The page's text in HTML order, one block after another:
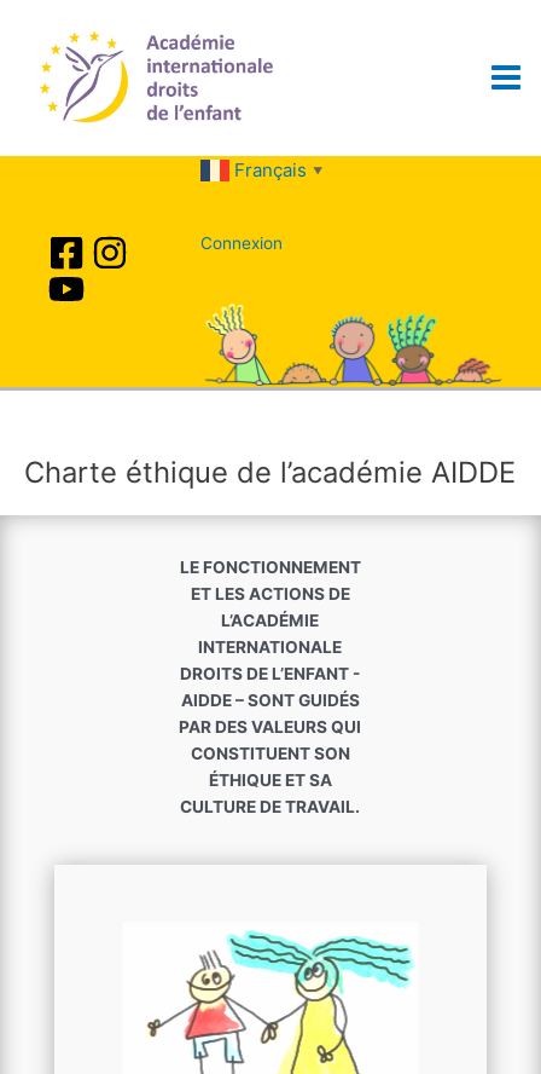
contenu
Français ▼
Connexion
Charte éthique de l’académie AIDDE
LE FONCTIONNEMENT
ET LES ACTIONS DE
L’ACADÉMIE
INTERNATIONALE
DROITS DE L’ENFANT -
AIDDE – SONT GUIDÉS
PAR DES VALEURS QUI
CONSTITUENT SON
ÉTHIQUE ET SA
CULTURE DE TRAVAIL.